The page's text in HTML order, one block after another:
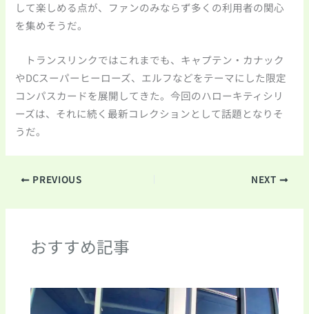
して楽しめる点が、ファンのみならず多くの利用者の関心
を集めそうだ。
トランスリンクではこれまでも、キャプテン・カナック
やDCスーパーヒーローズ、エルフなどをテーマにした限定
コンパスカードを展開してきた。今回のハローキティシリ
ーズは、それに続く最新コレクションとして話題となりそ
うだ。
PREVIOUS NEXT
おすすめ記事